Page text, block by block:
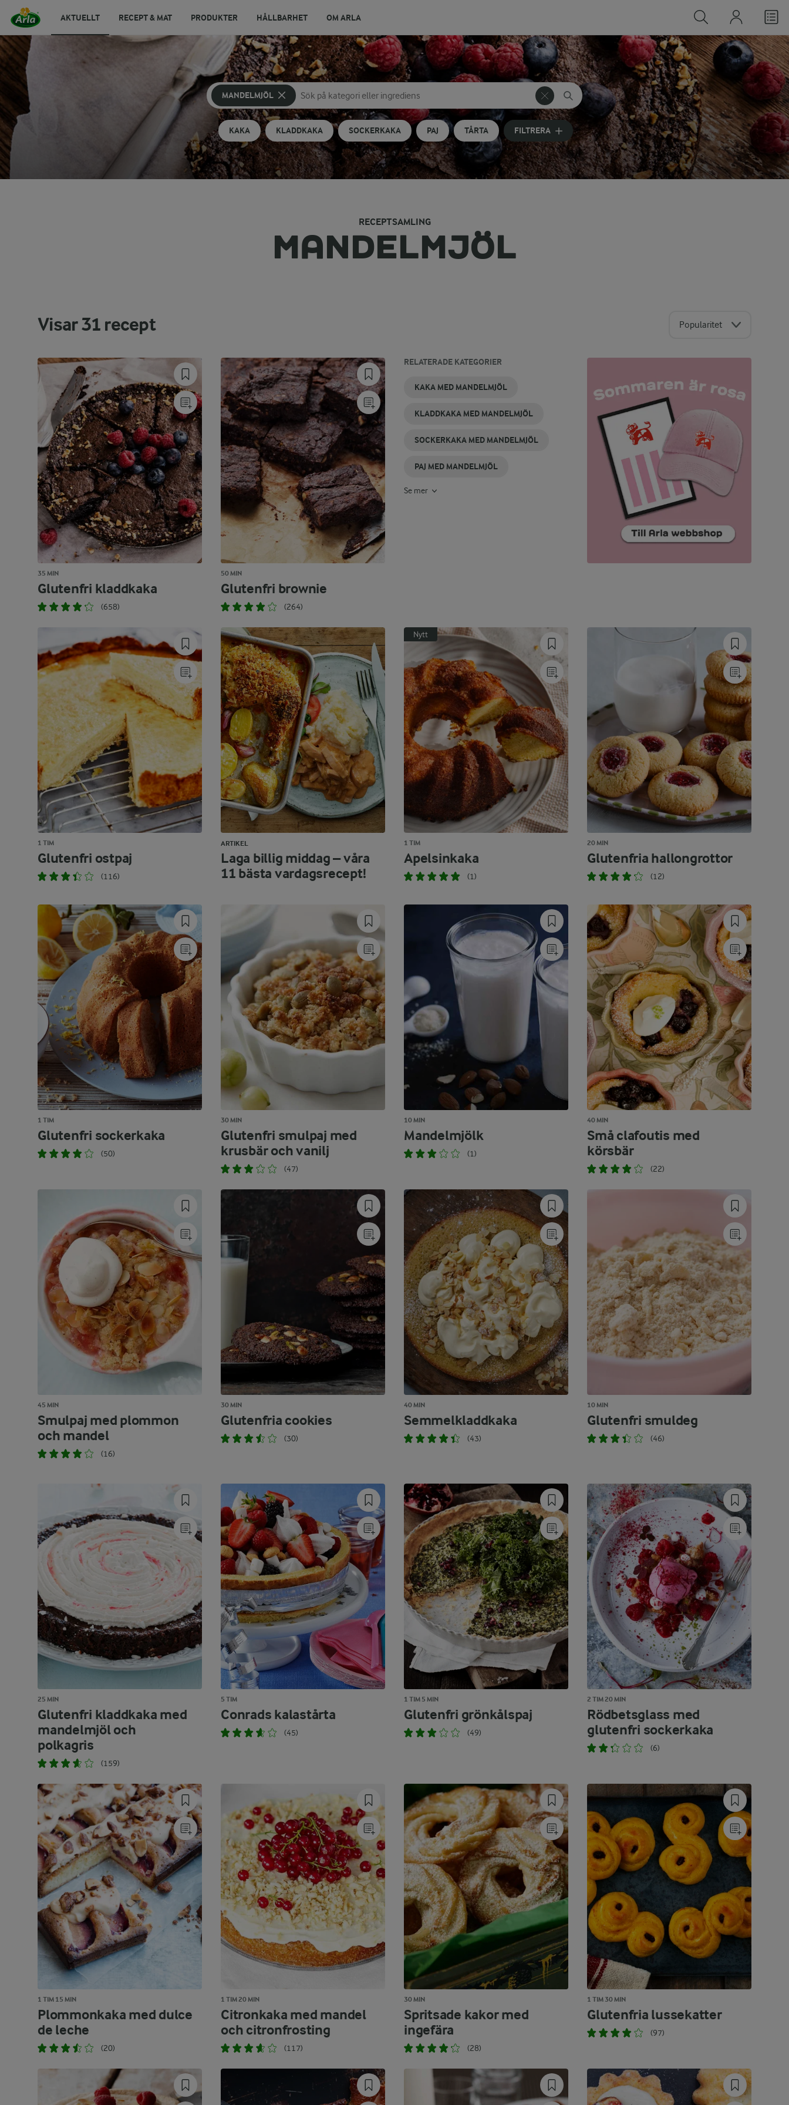
AKTUELLT RECEPT & MAT PRODUKTER HÅLLBARHET OM ARLA
MANDELMJÖL
Sök på kategori eller ingrediens
Skriv in sökord för att få förslag
KAKA KLADDKAKA SOCKERKAKA PAJ TÅRTA FILTRERA
RECEPTSAMLING
MANDELMJÖL
Visar31 recept Popularitet
35 MIN
Glutenfri kladdkaka
(658)
50 MIN
Glutenfri brownie
(264)
RELATERADE KATEGORIER
KAKA MED MANDELMJÖL
KLADDKAKA MED MANDELMJÖL
SOCKERKAKA MED MANDELMJÖL
PAJ MED MANDELMJÖL
TÅRTA MED
MANDELMJÖL
BISKVIER
MED
MANDELMJÖL
SMULPAJ MED
MANDELMJÖL
PLÄTTAR MED
MANDELMJÖL
BAKVERK
MED
MANDELMJÖL
EFTERRÄTT
MED
MANDELMJÖL
Se mer
1 TIM
Glutenfri ostpaj
(116)
ARTIKEL
Laga billig middag – våra
11 bästa vardagsrecept!
Nytt
1 TIM
Apelsinkaka
(1)
20 MIN
Glutenfria hallongrottor
(12)
1 TIM
Glutenfri sockerkaka
(50)
30 MIN
Glutenfri smulpaj med
krusbär och vanilj
(47)
10 MIN
Mandelmjölk
(1)
40 MIN
Små clafoutis med
körsbär
(22)
45 MIN
Smulpaj med plommon
och mandel
(16)
30 MIN
Glutenfria cookies
(30)
40 MIN
Semmelkladdkaka
(43)
10 MIN
Glutenfri smuldeg
(46)
25 MIN
Glutenfri kladdkaka med
mandelmjöl och
polkagris
(159)
5 TIM
Conrads kalastårta
(45)
1 TIM 5 MIN
Glutenfri grönkålspaj
(49)
2 TIM 20 MIN
Rödbetsglass med
glutenfri sockerkaka
(6)
1 TIM 15 MIN
Plommonkaka med dulce
de leche
(20)
1 TIM 20 MIN
Citronkaka med mandel
och citronfrosting
(117)
30 MIN
Spritsade kakor med
ingefära
(28)
1 TIM 30 MIN
Glutenfria lussekatter
(97)